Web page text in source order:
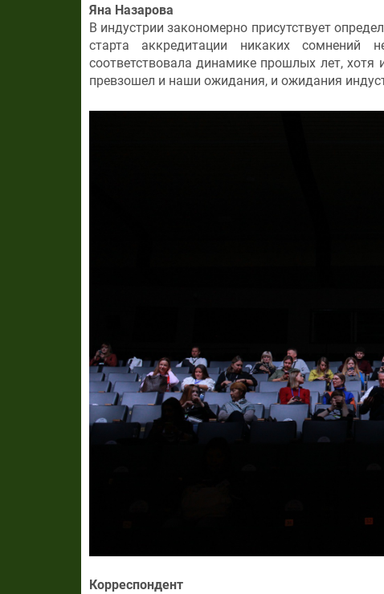
Яна Назарова
В индустрии закономерно присутствует
старта аккредитации никаких
соответствовала динамике прошлых лет, хотя
превзошел и наши ожидания, и ожидания
Корреспондент